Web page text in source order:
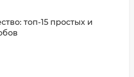
топ-15 простых и